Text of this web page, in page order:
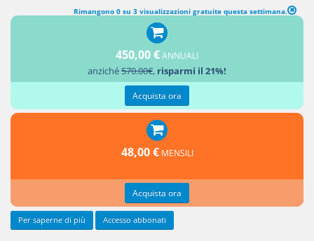
ORGANI DI CONTROLLO INTERNO
Rimangono 0 su 3 visualizzazioni gratuite questa settimana.
450,00 €ANNUALI
anziché570.00€, risparmi il 21%!
Acquista ora
48,00 € MENSILI
Acquista ora
Per saperne di più Accesso abbonati